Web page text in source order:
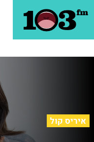
איריס קול